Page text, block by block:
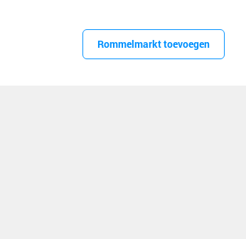
Rommelmarkt toevoegen